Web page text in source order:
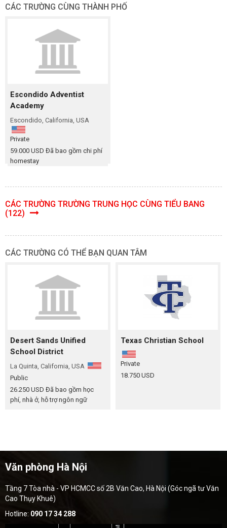
CÁC TRƯỜNG CÙNG THÀNH PHỐ
Escondido Adventist
Academy
Escondido, California, USA
Private
59.000 USD Đã bao gồm chi phí
homestay
CÁC TRƯỜNG TRƯỜNG TRUNG HỌC CÙNG TIỂU BANG
(122)
CÁC TRƯỜNG CÓ THỂ BẠN QUAN TÂM
Desert Sands Unified
School District
La Quinta, California, USA
Public
26.250 USD Đã bao gồm học
phí, nhà ở, hỗ trợ ngôn ngữ
Texas Christian School
Private
18.750 USD
Văn phòng Hà Nội
Tầng 7 Tòa nhà - VP HCMCC số 2B Văn Cao, Hà Nội (Góc ngã tư Văn
Cao Thụy Khuê)
Hotline: 090 17 34 288